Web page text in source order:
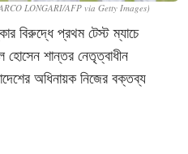
LONGARI/AFP via Getty Images)
বিরুদ্ধে প্রথম টেস্ট ম্যাচে
হোসেন শান্তর নেতৃত্বাধীন
অধিনায়ক নিজের বক্তব্য